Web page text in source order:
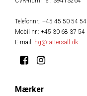
Telefonnr.: +45 45 50 54 54
Mobil nr.: +45 30 68 37 54
E-mail : hg@tattersall.dk
Mærker